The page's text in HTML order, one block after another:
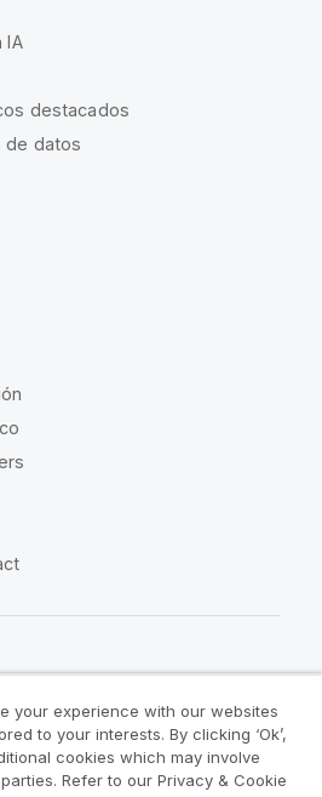
IA
destacados
de datos
Condiciones del producto
legal
your experience with our websites
to your interests. By clicking ‘Ok’,
cookies which may involve
Refer to our Privacy & Cookie